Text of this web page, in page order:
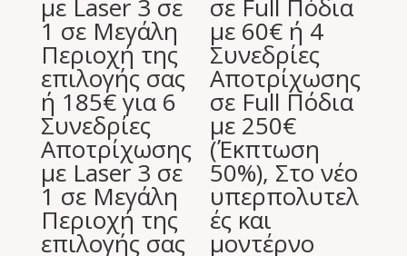
με Laser 3 σε
1 σε Μεγάλη
Περιοχή της
επιλογής σας
ή 185€ για 6
Συνεδρίες
Αποτρίχωσης
με Laser 3 σε
1 σε Μεγάλη
Περιοχή της
επιλογής σας
σε Full Πόδια
με 60€ ή 4
Συνεδρίες
Αποτρίχωσης
σε Full Πόδια
με 250€
(Έκπτωση
50%), Στο νέο
υπερπολυτελ
ές και
μοντέρνο